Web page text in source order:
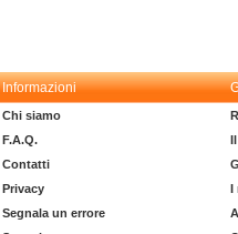
Informazioni
Chi siamo
F.A.Q.
Contatti
Privacy
Segnala un errore
I